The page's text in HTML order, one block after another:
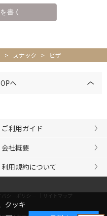
> スナック > ピザ
へ
ご利用ガイド
会社概要
利用規約について
バシーポリシー サイトマップ
クッキ